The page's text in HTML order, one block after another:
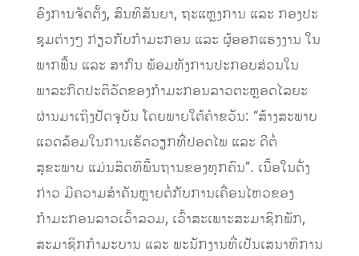
ອົງການຈັດຕັ້ງ, ສົນທິສັນຍາ, ຖະແຫຼງການ ແລະ ກອງປະ
ຊຸມຕ່າງໆ ກ່ຽວກັບກໍາມະກອນ ແລະ ຜູ້ອອກແຮງງານ ໃນ
ພາກພື້ນ ແລະ ສາກົນ ພ້ອມທັງການປະກອບສ່ວນໃນ
ພາລະກິດປະຕິວັດຂອງກໍາມະກອນລາວຕະຫຼອດໄລຍະ
ຜ່ານມາເຖິງປັດຈຸບັນ ໂດຍພາຍໃຕ້ຄໍາຂວັນ: “ສ້າງສະພາບ
ແວດລ້ອມໃນການເຮັດວຽກທີ່ປອດໄພ ແລະ ດີຕໍ່
ສຸຂະພາບ ແມ່ນສິດທິພື້ນຖານຂອງທຸກຄົນ”. ເນື້ອໃນດັ່ງ
ກ່າວ ມີຄວາມສໍາຄັນຫຼາຍຕໍ່ກັບການເຄື່ອນໄຫວຂອງ
ກໍາມະກອນລາວເວົ້າລວມ, ເວົ້າສະເພາະສະມາຊິກພັກ,
ສະມາຊິກກໍາມະບານ ແລະ ພະນັກງານທີ່ເປັນເສນາທິການ